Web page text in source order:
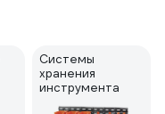
Системы
хранения
инструмента